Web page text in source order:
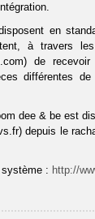
en
à travers
de
différentes de
dee & be est
depuis le
: http://